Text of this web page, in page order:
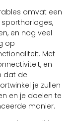
omvat een
en nog veel
op
Met
en
dat de
je zullen
en je doelen te
manier.